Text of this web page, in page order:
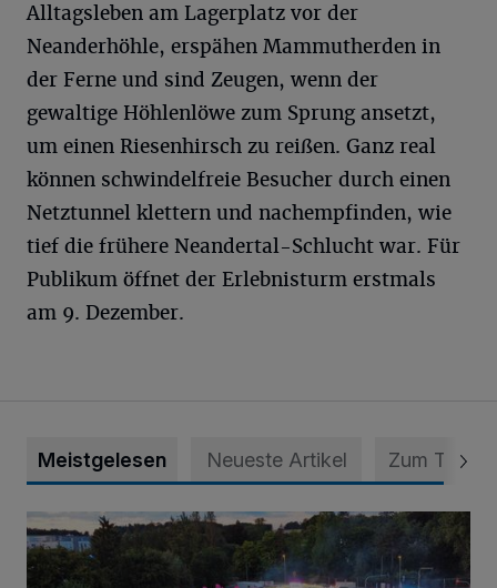
Alltagsleben am Lagerplatz vor der
Neanderhöhle, erspähen Mammutherden in
der Ferne und sind Zeugen, wenn der
gewaltige Höhlenlöwe zum Sprung ansetzt,
um einen Riesenhirsch zu reißen. Ganz real
können schwindelfreie Besucher durch einen
Netztunnel klettern und nachempfinden, wie
tief die frühere Neandertal-Schlucht war. Für
Publikum öffnet der Erlebnisturm erstmals
am 9. Dezember.
Meistgelesen Neueste Artikel Zum Thema
Vier Tage mit vollem Programm